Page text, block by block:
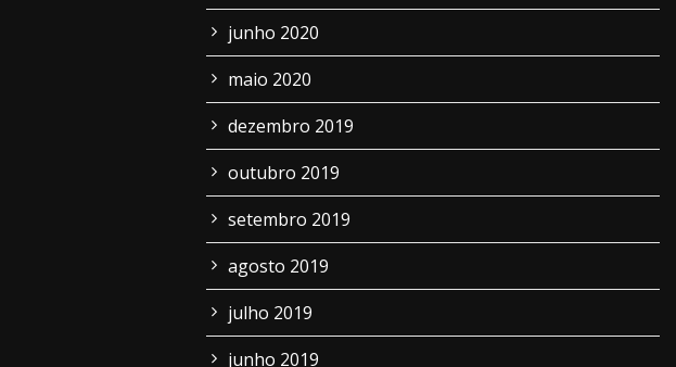
junho 2020
maio 2020
dezembro 2019
outubro 2019
setembro 2019
agosto 2019
julho 2019
junho 2019